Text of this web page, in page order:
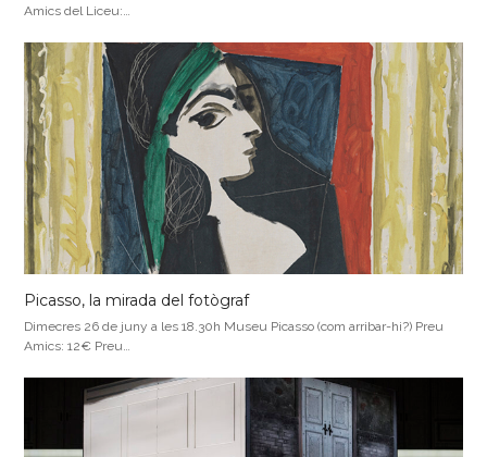
Amics del Liceu:…
Picasso, la mirada del fotògraf
Dimecres 26 de juny a les 18.30h Museu Picasso (com arribar-hi?) Preu
Amics: 12€ Preu…